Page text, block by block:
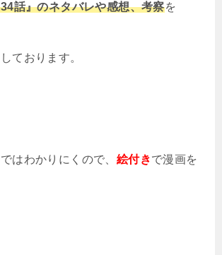
話』のネタバレや感想、考察を
ております。
はわかりにくので、 絵付きで漫画を